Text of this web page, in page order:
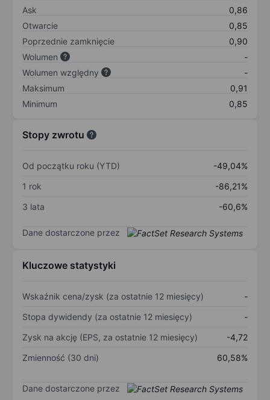
Ask
0,86
Otwarcie
0,85
Poprzednie zamknięcie
0,90
Wolumen
-
Wolumen względny
-
Maksimum
0,91
Minimum
0,85
Stopy zwrotu
Od początku roku (YTD)
-49,04%
1 rok
-86,21%
3 lata
-60,6%
Dane dostarczone przez
Kluczowe statystyki
Wskaźnik cena/zysk (za ostatnie 12 miesięcy)
-
Stopa dywidendy (za ostatnie 12 miesięcy)
-
Zysk na akcję (EPS, za ostatnie 12 miesięcy)
-4,72
Zmienność (30 dni)
60,58%
Dane dostarczone przez